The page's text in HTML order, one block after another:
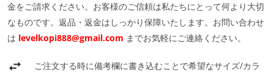
金をご請求ください。お客様のご信頼は私たちにとって何より大切
なものです。返品・返金はしっかり保障いたします。お問い合わせ
は levelkopi888@gmail.com までお気軽にご連絡ください。
ご注文する時に備考欄に書き込むことで希望なサイズ/カラ